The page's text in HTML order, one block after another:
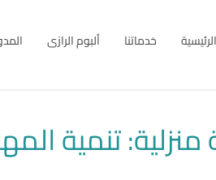
الرئيسية خدماتنا ألبوم الرازى
تنمية